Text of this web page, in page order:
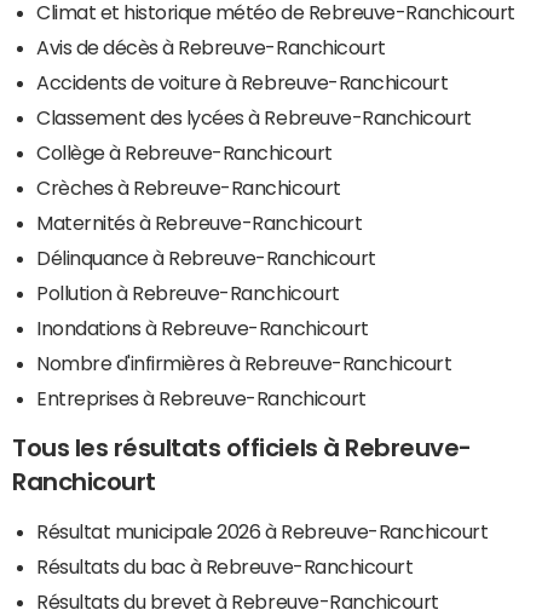
Climat et historique météo de Rebreuve-Ranchicourt
Avis de décès à Rebreuve-Ranchicourt
Accidents de voiture à Rebreuve-Ranchicourt
Classement des lycées à Rebreuve-Ranchicourt
Collège à Rebreuve-Ranchicourt
Crèches à Rebreuve-Ranchicourt
Maternités à Rebreuve-Ranchicourt
Délinquance à Rebreuve-Ranchicourt
Pollution à Rebreuve-Ranchicourt
Inondations à Rebreuve-Ranchicourt
Nombre d'infirmières à Rebreuve-Ranchicourt
Entreprises à Rebreuve-Ranchicourt
Tous les résultats officiels à Rebreuve-
Ranchicourt
Résultat municipale 2026 à Rebreuve-Ranchicourt
Résultats du bac à Rebreuve-Ranchicourt
Résultats du brevet à Rebreuve-Ranchicourt